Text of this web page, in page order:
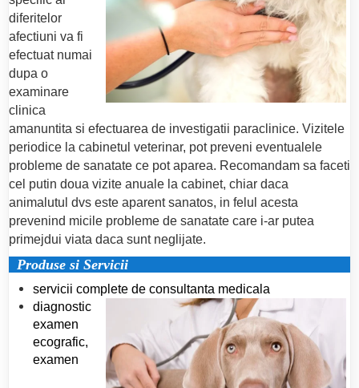
diferitelor
afectiuni va fi
efectuat numai
dupa o
examinare
clinica
amanuntita si efectuarea de investigatii paraclinice. Vizitele
periodice la cabinetul veterinar, pot preveni eventualele
probleme de sanatate ce pot aparea. Recomandam sa faceti
cel putin doua vizite anuale la cabinet, chiar daca
animalutul dvs este aparent sanatos, in felul acesta
prevenind micile probleme de sanatate care i-ar putea
primejdui viata daca sunt neglijate.
Produse si Servicii
servicii complete de consultanta medicala
diagnostic
examen
ecografic,
examen